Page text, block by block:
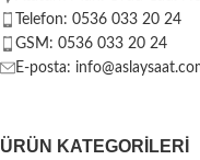
Telefon: 0536 033 20 24
GSM: 0536 033 20 24
E-posta:
ÜRÜN KATEGORILERI